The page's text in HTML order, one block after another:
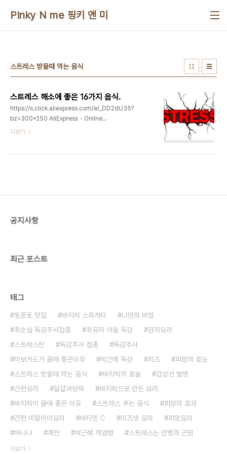
Pinky N me 핑키 앤 미
스트레스 받을때 먹는 음식
스트레스 해소에 좋은 16가지 음식.
https://s.click.aliexpress.com/e/_DD2dU35?
bz=300*250 AliExpress - Online
Shopping for Popular Electronics, Fashion,
일, 공부하고 일하며 ..
더보기
공지사항
최근 포스트
태그
토론토 맛집 바지락 스파게티
나만의 비법
최순실 독감주사접종
최유라 아들 독감
감자요리
스트레스란
독감주사 접종
독감주사
아보카도가 몸에 좋은이유
박근혜 독감 치즈
피망의 효능
스트레스 받을때 먹는 음식
바지락의 효늘
갑상선 발병
간편요리
달걀과양파
바지락으로 만든 요리
바지락이 몸에 좋은 이유
스트레스 푸는 음식
피망의 효과
간편 이탈리아요리
비타민 C 미즈넷 요리
피망요리
바나나
계란 박근혜 계엄령 스트레스는 만병의 근원
더보기